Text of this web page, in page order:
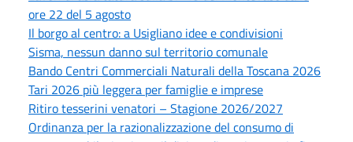
ore 22 del 5 agosto
Il borgo al centro: a Usigliano idee e condivisioni
Sisma, nessun danno sul territorio comunale
Bando Centri Commerciali Naturali della Toscana 2026
Tari 2026 più leggera per famiglie e imprese
Ritiro tesserini venatori – Stagione 2026/2027
Ordinanza per la razionalizzazione del consumo di